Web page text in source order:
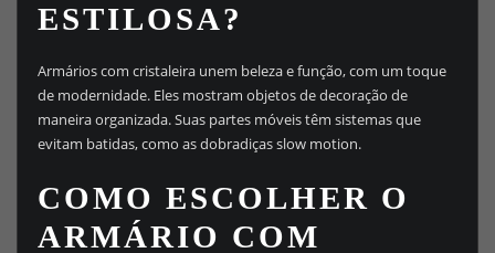
ESTILOSA?
Armários com cristaleira unem beleza e função, com um toque
de modernidade. Eles mostram objetos de decoração de
maneira organizada. Suas partes móveis têm sistemas que
evitam batidas, como as dobradiças slow motion.
COMO ESCOLHER O
ARMÁRIO COM